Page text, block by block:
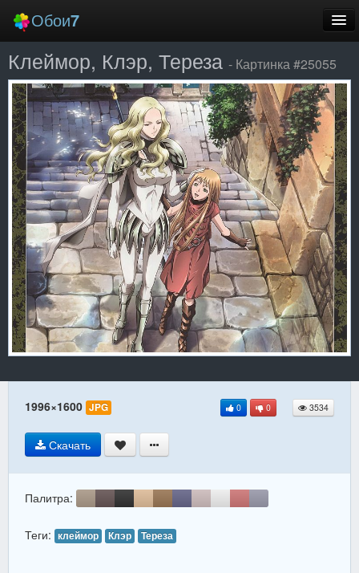
Обои7
Новые
Лучшие
Случайные
Заставки
Еще
Вход
Клеймор, Клэр, Тереза - Картинка #25055
1996×1600 JPG 0 0 3534
Скачать
Палитра:
Теги: клеймор Клэр Тереза